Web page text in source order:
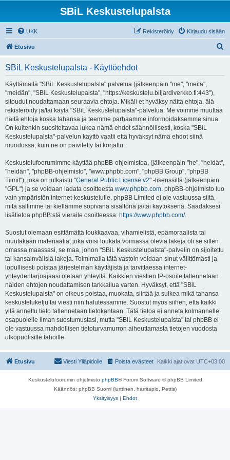
SBiL Keskustelupalsta
UKK Kirjaudu sisään
Rekisteröidy
Etusivu
SBiL Keskustelupalsta - Käyttöehdot
Käyttämällä "SBiL Keskustelupalsta" palvelua (jälkeenpäin "me", "meitä",
"meidän", "SBiL Keskustelupalsta", "https://keskustelu.biljardiverkko.fi:443"),
sitoudut noudattamaan seuraavia ehtoja. Mikäli et hyväksy näitä ehtoja, älä
rekisteröidy ja/tai käytä "SBiL Keskustelupalsta"-palvelua. Me voimme muuttaa
näitä ehtoja koska tahansa ja teemme parhaamme informoidaksemme sinua.
On kuitenkin suositeltavaa lukea nämä ehdot säännöllisesti, koska "SBiL
Keskustelupalsta"-palvelun käyttö vaatii että hyväksyt nämä ehdot siinä
muodossa, kuin ne on päivitetty tai korjattu.
Keskustelufoorumimme käyttää phpBB-ohjelmistoa, (jälkeenpäin "he", "heidät",
"heidän", "phpBB-ohjelmisto", "www.phpbb.com", "phpBB Group", "phpBB
Tiimit"), joka on julkaistu "General Public License v2" -lisenssillä (jälkeenpäin
"GPL") ja se voidaan ladata osoitteesta www.phpbb.com. phpBB-ohjelmisto luo
vain ympäristön internet-keskustelulle. phpBB Limited ei ole vastuussa siitä,
mitä sallimme tai kiellämme sopivana sisältönä ja/tai käytöksenä. Saadaksesi
lisätietoa phpBB:stä vieraile osoitteessa: https://www.phpbb.com/.
Suostut olemaan esittämättä loukkaavaa, vihamielistä, epämoraalista tai
muutakaan materiaalia, joka voisi loukata voimassa olevia lakeja oli se sitten
omassa maassasi, se maa, johon "SBiL Keskustelupalsta"-palvelin on sijoitettu
tai kansainvälisiä lakeja. Toimimalla tätä vastoin voidaan sinut välittömästi ja
lopullisesti poistaa järjestelmän käyttäjistä ja tarvittaessa internet-
yhteydentarjoajaasi otetaan yhteyttä. Kaikkien viestien IP-osoite tallennetaan
näiden ehtojen noudattamisen tarkkailua varten. Hyväksyt, että "SBiL
Keskustelupalsta" on oikeus poistaa, muokata, siirtää ja sulkea mikä tahansa
keskusteluketju tai viesti niin halutessamme. Suostut myös siihen, että kaikki
yllä annettu tieto tallennetaan tietokantaan. Tätä tietoa ei anneta kolmannelle
osapuolelle ilman suostumustasi, mutta "SBiL Keskustelupalsta" tai phpBB ei
ole vastuussa mahdollisen tietoturvamurron aiheuttamasta tietojen vuodosta
ulkopuolisille tahoille.
Etusivu Kaikki ajat ovat UTC+03:00
Poista evästeet
Viesti Ylläpidolle
Keskustelufoorumin ohjelmisto phpBB® Forum Software © phpBB Limited
Käännös: phpBB Suomi (lurttinen, harritapio, Pettis)
Yksityisyys | Ehdot